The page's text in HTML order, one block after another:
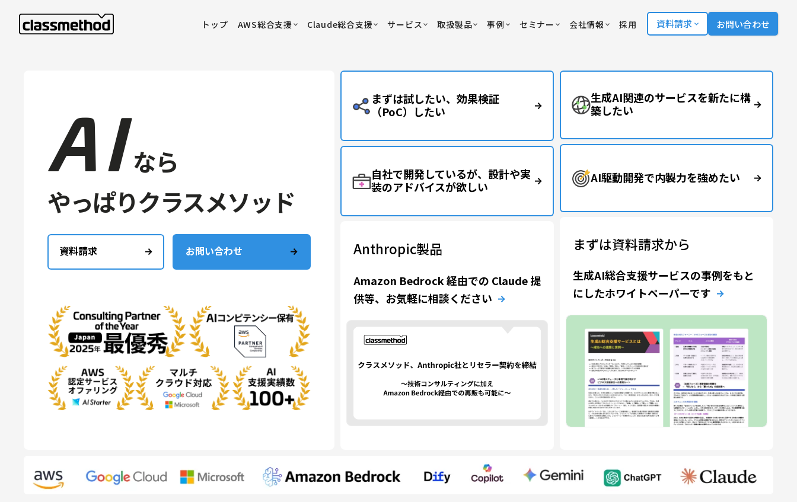
トップ AWS総合支援 Claude総合支援 サービス 取扱製品 事例 セミナー 会社情報 採用 資料請求 お問い合わせ
A I なら
やっぱりクラスメソッド
資料請求 お問い合わせ
まずは試したい、効果検証
（PoC）したい
自社で開発しているが、設計や実
装のアドバイスが欲しい
Anthropic製品
Amazon Bedrock 経由での Claude 提
供等、お気軽に相談ください
生成AI関連のサービスを新たに構
築したい
AI駆動開発で内製力を強めたい
まずは資料請求から
生成AI総合支援サービスの事例をもと
にしたホワイトペーパーです